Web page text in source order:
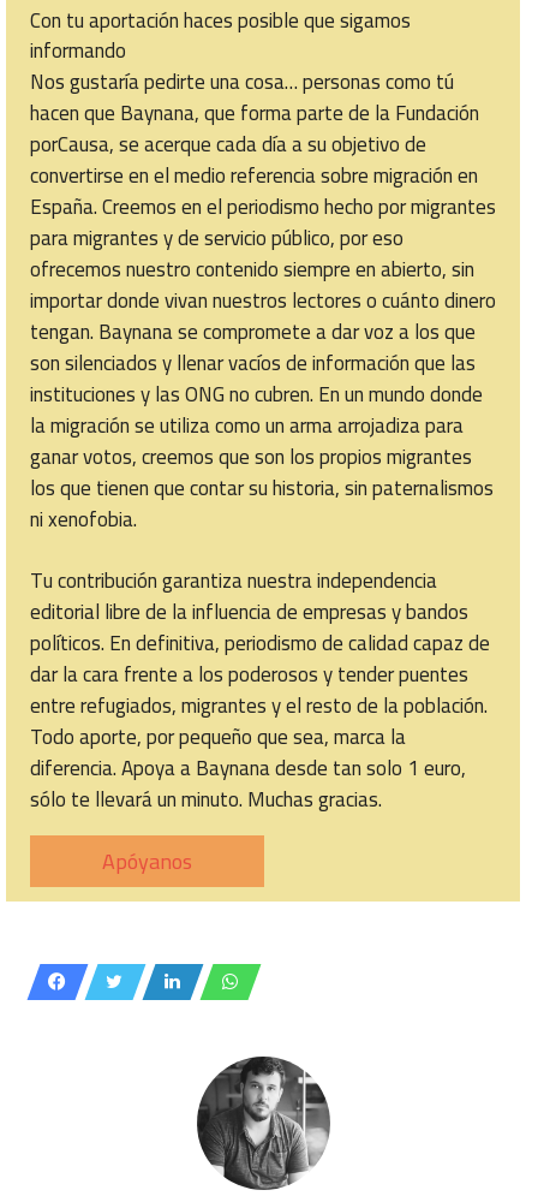
Con tu aportación haces posible que sigamos
informando
Nos gustaría pedirte una cosa… personas como tú
hacen que Baynana, que forma parte de la Fundación
porCausa, se acerque cada día a su objetivo de
convertirse en el medio referencia sobre migración en
España. Creemos en el periodismo hecho por migrantes
para migrantes y de servicio público, por eso
ofrecemos nuestro contenido siempre en abierto, sin
importar donde vivan nuestros lectores o cuánto dinero
tengan. Baynana se compromete a dar voz a los que
son silenciados y llenar vacíos de información que las
instituciones y las ONG no cubren. En un mundo donde
la migración se utiliza como un arma arrojadiza para
ganar votos, creemos que son los propios migrantes
los que tienen que contar su historia, sin paternalismos
ni xenofobia.
Tu contribución garantiza nuestra independencia
editorial libre de la influencia de empresas y bandos
políticos. En definitiva, periodismo de calidad capaz de
dar la cara frente a los poderosos y tender puentes
entre refugiados, migrantes y el resto de la población.
Todo aporte, por pequeño que sea, marca la
diferencia. Apoya a Baynana desde tan solo 1 euro,
sólo te llevará un minuto. Muchas gracias.
Apóyanos